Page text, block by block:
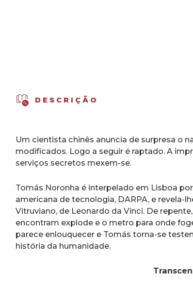
DESCRIÇÃO
Um cientista chinês anuncia de surpresa o
modificados. Logo a seguir é raptado. A
serviços secretos mexem­-se.
Tomás Noronha é interpelado em Lisboa
americana de tecnologia, DARPA, e
Vitruviano, de Leonardo da Vinci. De
encontram explode e o metro para onde
parece enlouquecer e Tomás torna­-se
história da humanidade.